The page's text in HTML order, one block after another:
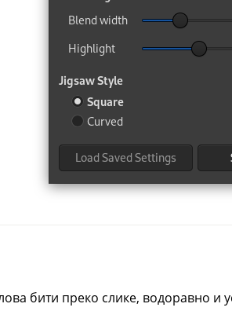
бити преко слике, водоравно и